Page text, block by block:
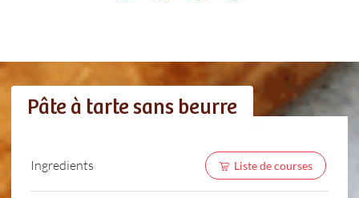
Pâte à tarte sans beurre
Ingredients Liste de courses